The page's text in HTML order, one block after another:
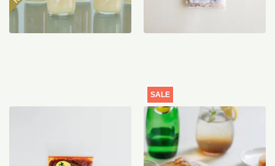
1,456
SALE
【特別価格】瀬戸内レモン
のサマーシュトーレン 200g
2,519 円